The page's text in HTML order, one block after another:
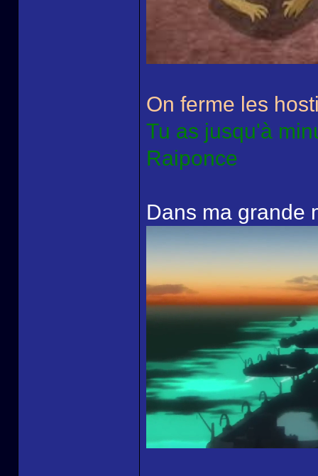
On ferme les
Tu as jusqu'à
Raiponce
Dans ma grande